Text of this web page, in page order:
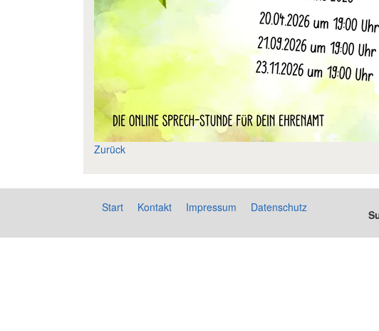
Zurück
Start Kontakt Impressum Datenschutz